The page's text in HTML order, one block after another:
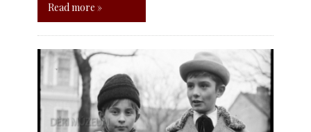
Read more »